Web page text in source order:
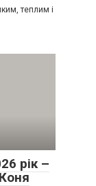
теплим і
рік –